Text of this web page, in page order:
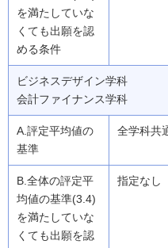
ビジネスデザイン学科
会計ファイナンス学科
全学科共
指定なし